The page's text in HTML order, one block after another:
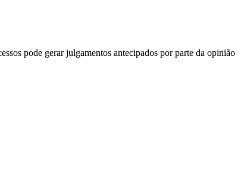
pode gerar julgamentos antecipados por parte da opinião